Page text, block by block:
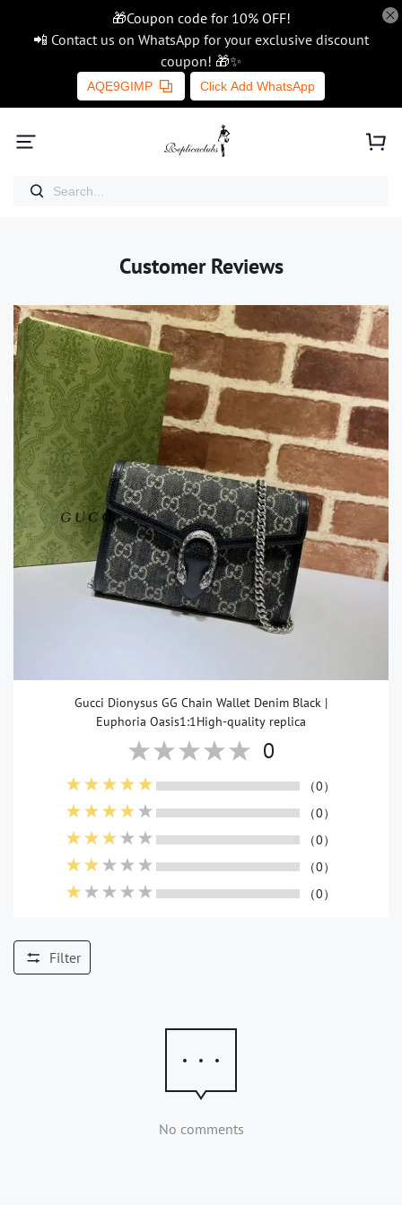
🎁Coupon code for 10% OFF!
📲 Contact us on WhatsApp for your exclusive discount
coupon! 🎁✨
AQE9GIMP Click Add WhatsApp
Customer Reviews
Gucci Dionysus GG Chain Wallet Denim Black |
Euphoria Oasis1:1High-quality replica
0
（0）
（0）
（0）
（0）
（0）
Filter
No comments